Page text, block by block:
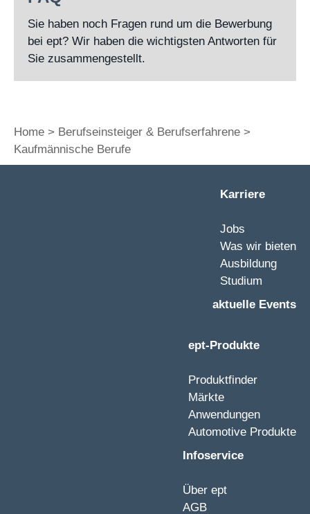
Sie haben noch Fragen rund um die Bewerbung
bei ept? Wir haben die wichtigsten Antworten für
Sie zusammengestellt.
Home
Berufseinsteiger & Berufserfahrene
Kaufmännische Berufe
Karriere
Jobs
Was wir bieten
Ausbildung
Studium
aktuelle Events
ept-Produkte
Produktfinder
Märkte
Anwendungen
Automotive Produkte
Infoservice
Über ept
AGB